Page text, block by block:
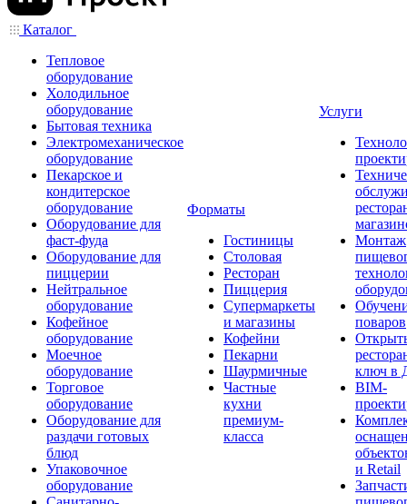
Каталог
Тепловое
оборудование
Холодильное
оборудование
Бытовая техника
Электромеханическое
оборудование
Пекарское и
кондитерское
оборудование
Оборудование для
фаст-фуда
Оборудование для
пиццерии
Нейтральное
оборудование
Кофейное
оборудование
Моечное
оборудование
Торговое
оборудование
Оборудование для
раздачи готовых
блюд
Упаковочное
оборудование
Форматы
Гостиницы
Столовая
Ресторан
Пиццерия
Супермаркеты
и магазины
Кофейни
Пекарни
Шаурмичные
Частные
кухни
премиум-
класса
Услуги
Монтаж
поваров
ключ в
BIM-
и Retail